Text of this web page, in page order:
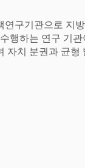
연구기관으로 지
행하는 연구 기관
자치 분권과 균